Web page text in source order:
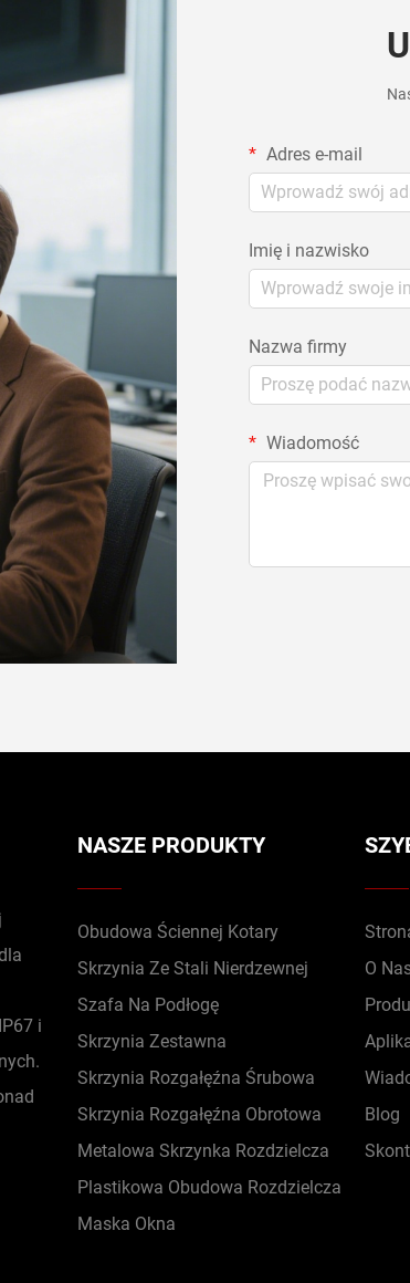
Adres e-mail
Imię i nazwisko
Nazwa firmy
Wiadomość
i
NASZE PRODUKTY
Obudowa Ściennej Kotary
Skrzynia Ze Stali Nierdzewnej
Szafa Na Podłogę
Skrzynia Zestawna
Skrzynia Rozgałęźna Śrubowa
Skrzynia Rozgałęźna Obrotowa
Metalowa Skrzynka Rozdzielcza
Plastikowa Obudowa Rozdzielcza
Maska Okna
O
Blog